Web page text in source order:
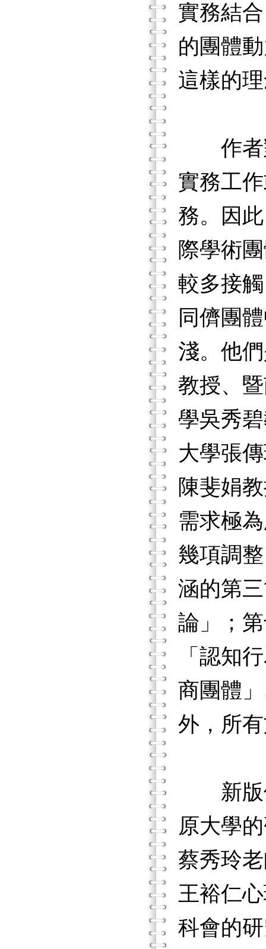
實務結
的團體
這樣的
作者對
實務工
務。因
際學術
較多接
同儕團
淺。他
教授、
學吳秀
大學張
陳斐娟
需求極
幾項調
涵的第
論」；
「認知
商團體
外，所
新版修
原大學
蔡秀玲
王裕仁
科會的